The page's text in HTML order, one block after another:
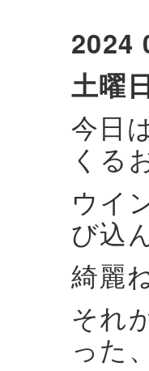
2024
土曜
今日
くる
ウイ
び込
綺麗
それ
った